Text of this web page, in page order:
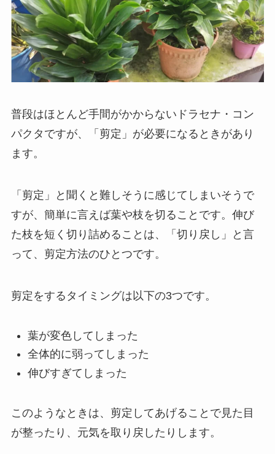
普段はほとんど手間がかからないドラセナ・コン
パクタですが、「剪定」が必要になるときがあり
ます。
「剪定」と聞くと難しそうに感じてしまいそうで
すが、 簡単に言えば葉や枝を切ることです。 伸び
た枝を短く切り詰めることは、「切り戻し」と言
って、剪定方法のひとつです。
剪定をするタイミングは以下の3つです。
葉が変色してしまった
全体的に弱ってしまった
伸びすぎてしまった
このようなときは、剪定してあげることで見た目
が整ったり、元気を取り戻したりします。